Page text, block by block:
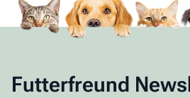
Futterfreund